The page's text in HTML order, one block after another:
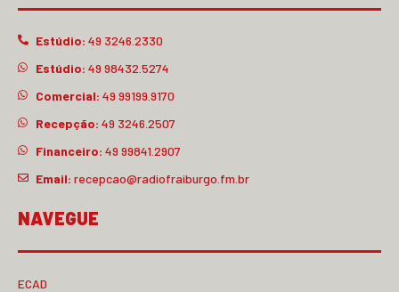
Estúdio: 49 3246.2330
Estúdio: 49 98432.5274
Comercial: 49 99199.9170
Recepção: 49 3246.2507
Financeiro: 49 99841.2907
Email: recepcao@radiofraiburgo.fm.br
NAVEGUE
ECAD